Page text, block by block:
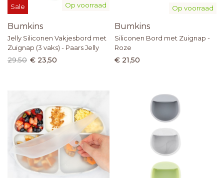
Op voorraad
Sale
Bumkins
Jelly Siliconen Vakjesbord met
Zuignap (3 vaks) - Paars Jelly
29.50 € 23,50
Op voorraad
Bumkins
Siliconen Bord met Zuignap -
Roze
€ 21,50